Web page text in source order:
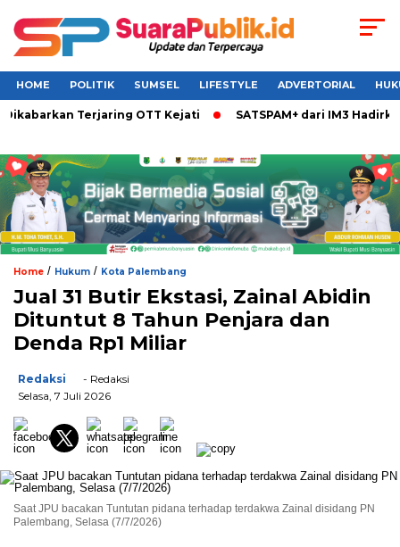
HOME POLITIK SUMSEL LIFESTYLE ADVERTORIAL
Terjaring OTT Kejati SATSPAM+ dari IM3
Home / Hukum / Kota Palembang
Jual 31 Butir Ekstasi, Zainal Abidin
Dituntut 8 Tahun Penjara dan
Denda Rp1 Miliar
Redaksi
- Redaksi
Selasa, 7 Juli 2026
Saat JPU bacakan Tuntutan pidana terhadap terdakwa Zainal disidang PN
Palembang, Selasa (7/7/2026)